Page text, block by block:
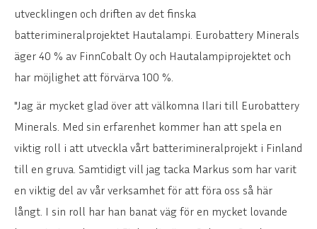
utvecklingen och driften av det finska
batterimineralprojektet Hautalampi. Eurobattery Minerals
äger 40 % av FinnCobalt Oy och Hautalampiprojektet och
har möjlighet att förvärva 100 %.
"Jag är mycket glad över att välkomna Ilari till Eurobattery
Minerals. Med sin erfarenhet kommer han att spela en
viktig roll i att utveckla vårt batterimineralprojekt i Finland
till en gruva. Samtidigt vill jag tacka Markus som har varit
en viktig del av vår verksamhet för att föra oss så här
långt. I sin roll har han banat väg för en mycket lovande